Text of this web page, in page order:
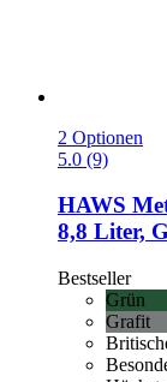
2 Optionen
5.0 (9)
HAWS
8,8 Liter,
Bestseller
Grün
Grafit